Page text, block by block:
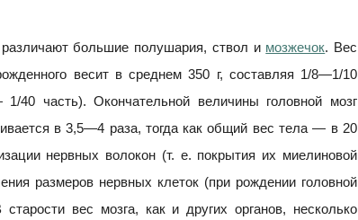
большие полушария, ствол и мозжечок. Вес
весит в среднем 350 г, составляя 1/8—1/10
40 часть). Окончательной величины головной мозг
в 3,5—4 раза, тогда как общий вес тела — в 20
нервных волокон (т. е. покрытия их миелиновой
размеров нервных клеток (при рождении головной
вес мозга, как и других органов, несколько